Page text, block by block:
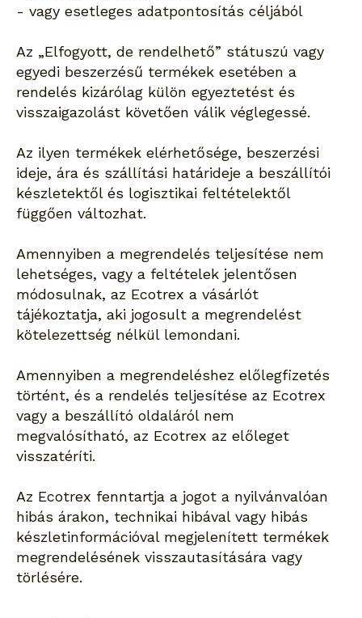
- vagy esetleges adatpontosítás céljából
Az „Elfogyott, de rendelhető” státuszú vagy
egyedi beszerzésű termékek esetében a
rendelés kizárólag külön egyeztetést és
visszaigazolást követően válik véglegessé.
Az ilyen termékek elérhetősége, beszerzési
ideje, ára és szállítási határideje a beszállítói
készletektől és logisztikai feltételektől
függően változhat.
Amennyiben a megrendelés teljesítése nem
lehetséges, vagy a feltételek jelentősen
módosulnak, az Ecotrex a vásárlót
tájékoztatja, aki jogosult a megrendelést
kötelezettség nélkül lemondani.
Amennyiben a megrendeléshez előlegfizetés
történt, és a rendelés teljesítése az Ecotrex
vagy a beszállító oldaláról nem
megvalósítható, az Ecotrex az előleget
visszatéríti.
Az Ecotrex fenntartja a jogot a nyilvánvalóan
hibás árakon, technikai hibával vagy hibás
készletinformációval megjelenített termékek
megrendelésének visszautasítására vagy
törlésére.